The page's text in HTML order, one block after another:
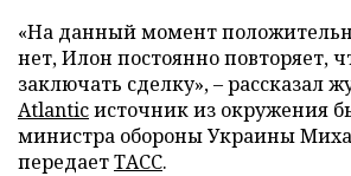
«На данный момент
нет, Илон постоянно повторяет,
заключать сделку», – рассказал
Atlanticисточник из окружения
министра обороны Украины
передаетТАСС.